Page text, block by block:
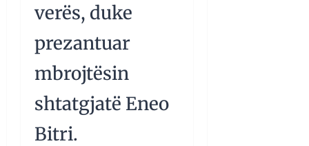
verës, duke
prezantuar
mbrojtësin
shtatgjatë Eneo
Bitri.